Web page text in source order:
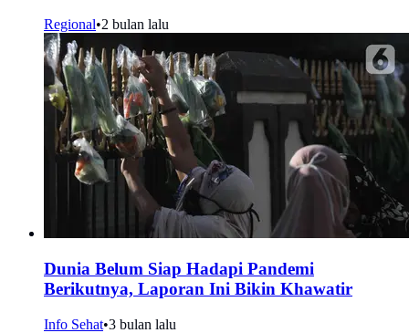
Regional•2 bulan lalu
Dunia Belum Siap Hadapi Pandemi
Berikutnya, Laporan Ini Bikin Khawatir
Info Sehat•3 bulan lalu